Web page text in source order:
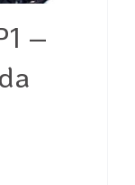
–